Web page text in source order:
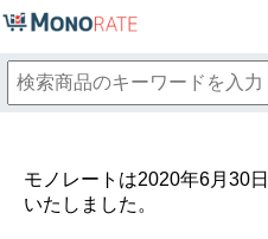
モノレートは2020年6月30
いたしました。